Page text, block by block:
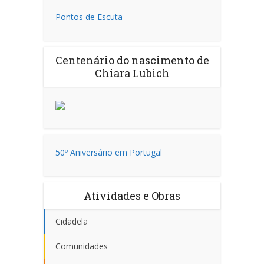
Pontos de Escuta
Centenário do nascimento de
Chiara Lubich
50º Aniversário em Portugal
Atividades e Obras
Cidadela
Comunidades